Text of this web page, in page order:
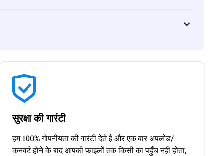
सुरक्षा की गारंटी
हम 100% गोपनीयता की गारंटी देते हैं और एक बार अपलोड/
कनवर्ट होने के बाद आपकी फ़ाइलों तक किसी का पहुँच नहीं होता,